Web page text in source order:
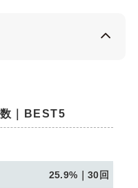
｜BEST5
25.9%｜30回